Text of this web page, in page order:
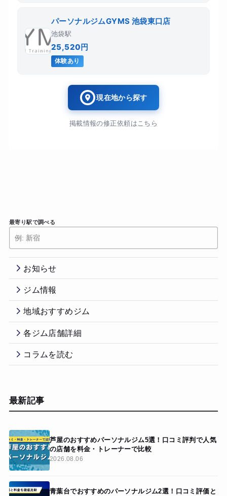
パーソナルジムGYMS 池袋東口店
池袋駅
25,520円
体験あり
現在地から探す
掲載情報の修正依頼はこちら
最寄り駅で調べる
お知らせ
ジム情報
地域おすすめジム
各ジム店舗詳細
コラムを読む
最新記事
芦屋のおすすめパーソナルジム5選！口コミ評判で人気
の店舗を料金・トレーナーで比較
2026.08.06
青葉台でおすすめのパーソナルジム2選！口コミ評価と